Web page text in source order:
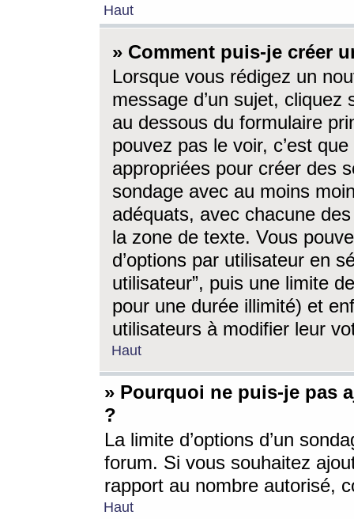
Haut
» Comment puis-je créer
Lorsque vous rédigez un
message d’un sujet, cliquez
au dessous du formulaire
pouvez pas le voir, c’est
appropriées pour créer des
sondage avec au moins
adéquats, avec chacune
la zone de texte. Vous
d’options par utilisateur en
utilisateur”, puis une limite
pour une durée illimité) et
utilisateurs à modifier leur
Haut
» Pourquoi ne puis-je pas
?
La limite d’options d’un
forum. Si vous souhaitez
rapport au nombre autorisé,
Haut